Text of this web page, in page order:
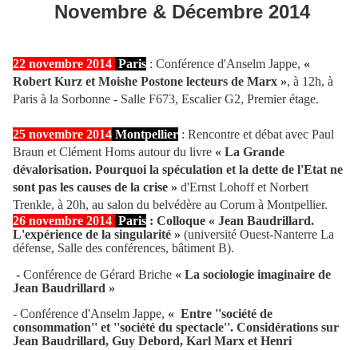
Novembre & Décembre 2014
22 novembre 2014 Paris : Conférence d'Anselm Jappe, «
Robert Kurz et Moishe Postone lecteurs de Marx », à 12h, à
Paris à la Sorbonne - Salle F673, Escalier G2, Premier étage.
25 novembre 2014 Montpellier : Rencontre et débat avec Paul
Braun et Clément Homs autour du livre « La Grande
dévalorisation. Pourquoi la spéculation et la dette de l'Etat ne
sont pas les causes de la crise » d'Ernst Lohoff et Norbert
Trenkle, à 20h, au salon du belvédère au Corum à Montpellier.
26 novembre 2014 Paris : Colloque « Jean Baudrillard.
L'expérience de la singularité » (université Ouest-Nanterre La
défense, Salle des conférences, bâtiment B).
- Conférence de Gérard Briche « La sociologie imaginaire de
Jean Baudrillard »
- Conférence d'Anselm Jappe, « Entre ''société de
consommation'' et ''société du spectacle''. Considérations sur
Jean Baudrillard, Guy Debord, Karl Marx et Henri